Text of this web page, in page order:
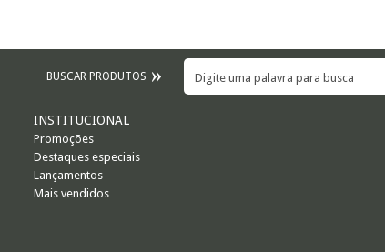
BUSCAR PRODUTOS
INSTITUCIONAL
Promoções
Destaques especiais
Lançamentos
Mais vendidos